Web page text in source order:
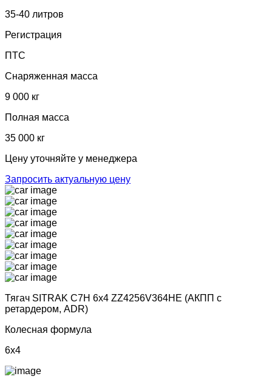
35-40 литров
Регистрация
ПТС
Снаряженная масса
9 000 кг
Полная масса
35 000 кг
Цену уточняйте у менеджера
Запросить актуальную цену
Тягач SITRAK C7H 6х4 ZZ4256V364HE (АКПП с
ретардером, ADR)
Колесная формула
6x4